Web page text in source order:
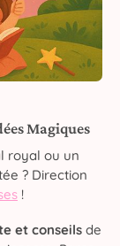
Magiques
royal ou un
? Direction
!
et conseils de